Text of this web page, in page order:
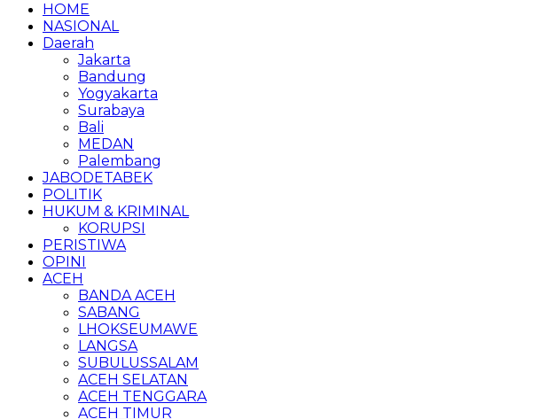
HOME
NASIONAL
Daerah
Jakarta
Bandung
Yogyakarta
Surabaya
Bali
MEDAN
Palembang
JABODETABEK
POLITIK
HUKUM & KRIMINAL
KORUPSI
PERISTIWA
OPINI
ACEH
BANDA ACEH
SABANG
LHOKSEUMAWE
LANGSA
SUBULUSSALAM
ACEH SELATAN
ACEH TENGGARA
ACEH TIMUR